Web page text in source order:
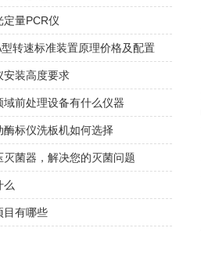
定量PCR仪
转速标准装置原理价格及配置
安装高度要求
域前处理设备有什么仪器
酶标仪洗板机如何选择
灭菌器，解决您的灭菌问题
么
目有哪些